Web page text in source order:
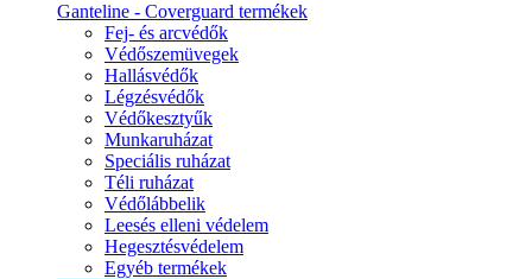
Ganteline - Coverguard termékek
Fej- és arcvédők
Védőszemüvegek
Hallásvédők
Légzésvédők
Védőkesztyűk
Munkaruházat
Speciális ruházat
Téli ruházat
Védőlábbelik
Leesés elleni védelem
Hegesztésvédelem
Egyéb termékek